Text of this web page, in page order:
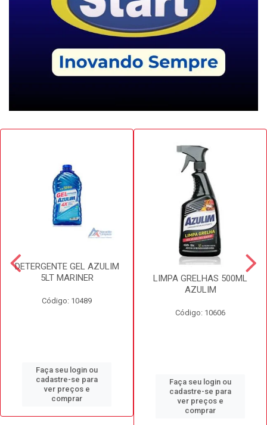
DETERGENTE GEL AZULIM
5LT MARINER
Código: 10489
Faça seu login ou
cadastre-se para
ver preços e
comprar
LIMPA GRELHAS 500ML
AZULIM
Código: 10606
Faça seu login ou
cadastre-se para
ver preços e
comprar